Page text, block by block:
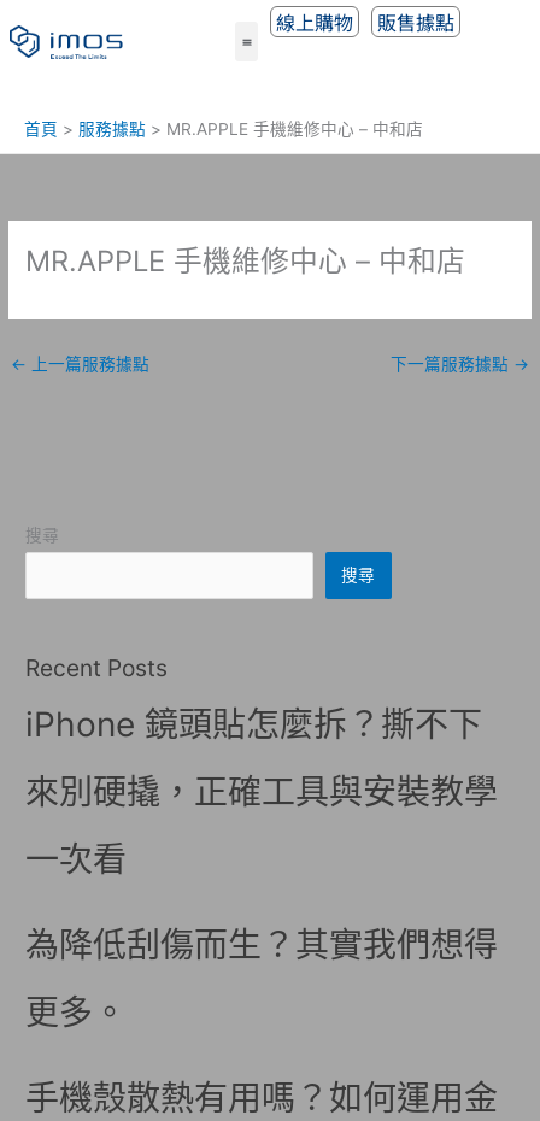
至
線上購物 販售據點
首頁 服務據點 MR.APPLE 手機維修中心 – 中和店
MR.APPLE 手機維修中心 – 中和店
← 上一篇服務據點 下一篇服務據點 →
搜尋
搜尋
Recent Posts
iPhone 鏡頭貼怎麼拆？撕不下
來別硬撬，正確工具與安裝教學
一次看
為降低刮傷而生？其實我們想得
更多。
手機殼散熱有用嗎？如何運用金